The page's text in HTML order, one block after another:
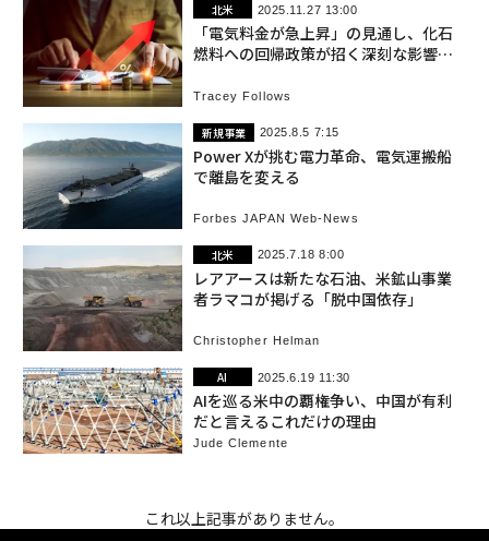
北米 2025.11.27 13:00
「電気料金が急上昇」の見通し、化石
燃料への回帰政策が招く深刻な影響
Tracey Follows
新規事業 2025.8.5 7:15
Power Xが挑む電力革命、電気運搬船
で離島を変える
Forbes JAPAN Web-News
北米 2025.7.18 8:00
レアアースは新たな石油、米鉱山事業
者ラマコが掲げる「脱中国依存」
Christopher Helman
AI 2025.6.19 11:30
AIを巡る米中の覇権争い、中国が有利
だと言えるこれだけの理由
Jude Clemente
これ以上記事がありません。